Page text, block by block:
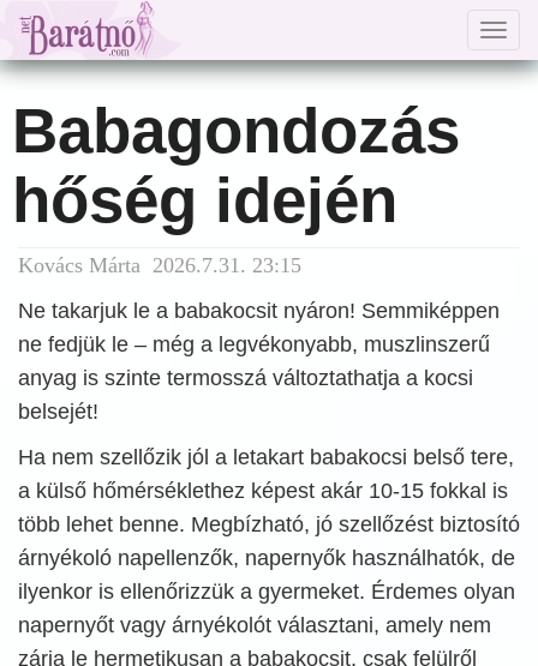
Babagondozás
hőség idején
Kovács Márta 2026.7.31. 23:15
Ne takarjuk le a babakocsit nyáron! Semmiképpen
ne fedjük le – még a legvékonyabb, muszlinszerű
anyag is szinte termosszá változtathatja a kocsi
belsejét!
Ha nem szellőzik jól a letakart babakocsi belső tere,
a külső hőmérséklethez képest akár 10-15 fokkal is
több lehet benne. Megbízható, jó szellőzést biztosító
árnyékoló napellenzők, napernyők használhatók, de
ilyenkor is ellenőrizzük a gyermeket. Érdemes olyan
napernyőt vagy árnyékolót választani, amely nem
zárja le hermetikusan a babakocsit, csak felülről